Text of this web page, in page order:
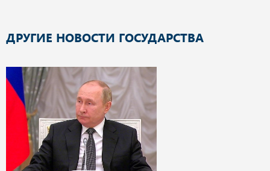
ДРУГИЕ НОВОСТИ ГОСУДАРСТВА